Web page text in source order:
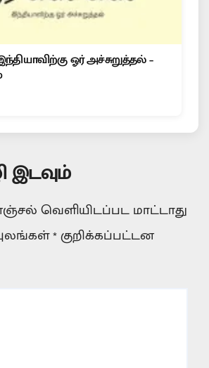
ஓர் அச்சுறுத்தல் –
இடவும்
வெளியிடப்பட மாட்டாது
*குறிக்கப்பட்டன